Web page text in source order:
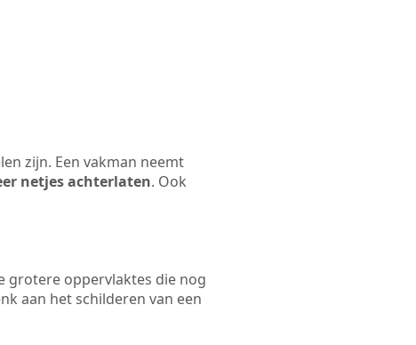
zijn. Een vakman neemt
netjes achterlaten. Ook
grotere oppervlaktes die nog
aan het schilderen van een